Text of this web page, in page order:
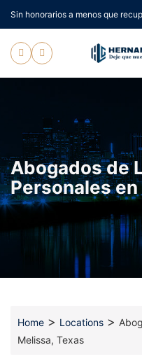
al
contenido
Sin honorarios a menos que
Abogados de
Personales
Home > Locations >
Melissa, Texas